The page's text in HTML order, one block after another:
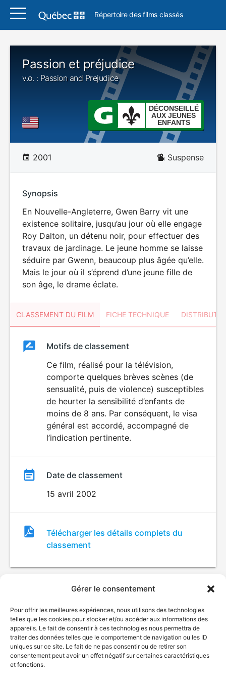
Gérer le consentement
Pour offrir les meilleures expériences, nous utilisons des technologies
telles que les cookies pour stocker et/ou accéder aux informations des
appareils. Le fait de consentir à ces technologies nous permettra de
traiter des données telles que le comportement de navigation ou les ID
uniques sur ce site. Le fait de ne pas consentir ou de retirer son
consentement peut avoir un effet négatif sur certaines caractéristiques
et fonctions.
Répertoire des films classés
Passion et préjudice
v.o. : Passion and Prejudice
DÉCONSEILLÉ
AUX JEUNES
ENFANTS
2001 Suspense
Synopsis
En Nouvelle-Angleterre, Gwen Barry vit une
existence solitaire, jusqu’au jour où elle engage
Roy Dalton, un détenu noir, pour effectuer des
travaux de jardinage. Le jeune homme se laisse
séduire par Gwenn, beaucoup plus âgée qu’elle.
Mais le jour où il s’éprend d’une jeune fille de
son âge, le drame éclate.
CLASSEMENT DU FILM FICHE TECHNIQUE
ClassementClassement
DÉCONSEILLÉ
AUX JEUNES
ENFANTS
Motifs de classement
Ce film, réalisé pour la télévision,
comporte quelques brèves scènes (de
sensualité, puis de violence) susceptibles
de heurter la sensibilité d’enfants de
moins de 8 ans. Par conséquent, le visa
général est accordé, accompagné de
l’indication pertinente.
Date de classement
15 avril 2002
Fichier
de
classement
Télécharger les détails complets du
classement
© Gouvernement du Québec, 2026